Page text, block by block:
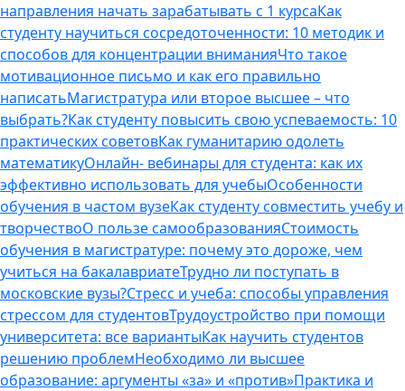
направления начать зарабатывать с 1 курсаКак
студенту научиться сосредоточенности: 10 методик и
способов для концентрации вниманияЧто такое
мотивационное письмо и как его правильно
написатьМагистратура или второе высшее – что
выбрать?Как студенту повысить свою успеваемость: 10
практических советовКак гуманитарию одолеть
математикуОнлайн- вебинары для студента: как их
эффективно использовать для учебыОсобенности
обучения в частом вузеКак студенту совместить учебу и
творчествоО пользе самообразованияСтоимость
обучения в магистратуре: почему это дороже, чем
учиться на бакалавриатеТрудно ли поступать в
московские вузы?Стресс и учеба: способы управления
стрессом для студентовТрудоустройство при помощи
университета: все вариантыКак научить студентов
решению проблемНеобходимо ли высшее
образование: аргументы «за» и «против»Практика и